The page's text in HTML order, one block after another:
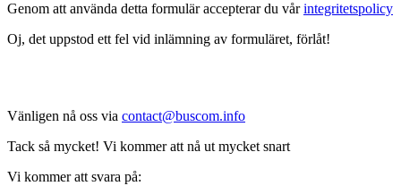
Genom att använda detta formulär accepterar du vårintegritetspolicy
Oj, det uppstod ett fel vid inlämning av formuläret, förlåt!
Vänligen nå oss via contact@buscom.info
Tack så mycket! Vi kommer att nå ut mycket snart
Vi kommer att svara på: